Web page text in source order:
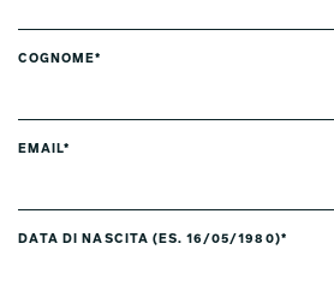
COGNOME*
EMAIL*
DATA DI NASCITA (ES. 16/05/1980)*